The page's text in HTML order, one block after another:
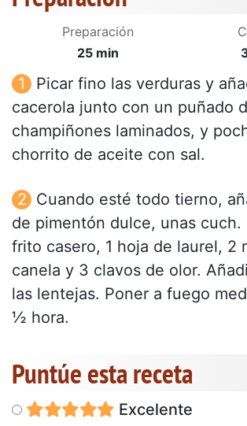
Preparación
25 min
Picar fino las verduras y
cacerola junto con un puñado
champiñones laminados, y
chorrito de aceite con sal.
Cuando esté todo tierno,
de pimentón dulce, unas cuch.
frito casero, 1 hoja de laurel, 2
canela y 3 clavos de olor.
las lentejas. Poner a fuego
½ hora.
Puntúe esta receta
Excelente